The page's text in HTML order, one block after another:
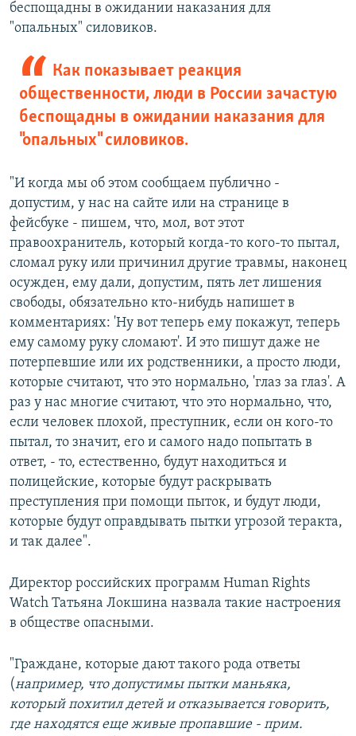
беспощадны в ожидании наказания для
"опальных" силовиков.
Как показывает реакция
общественности, люди в России зачастую
беспощадны в ожидании наказания для
"опальных" силовиков.
"И когда мы об этом сообщаем публично -
допустим, у нас на сайте или на странице в
фейсбуке - пишем, что, мол, вот этот
правоохранитель, который когда-то кого-то пытал,
сломал руку или причинил другие травмы, наконец
осужден, ему дали, допустим, пять лет лишения
свободы, обязательно кто-нибудь напишет в
комментариях: 'Ну вот теперь ему покажут, теперь
ему самому руку сломают'. И это пишут даже не
потерпевшие или их родственники, а просто люди,
которые считают, что это нормально, 'глаз за глаз'. А
раз у нас многие считают, что это нормально, что,
если человек плохой, преступник, если он кого-то
пытал, то значит, его и самого надо попытать в
ответ, - то, естественно, будут находиться и
полицейские, которые будут раскрывать
преступления при помощи пыток, и будут люди,
которые будут оправдывать пытки угрозой теракта,
и так далее".
Директор российских программ Human Rights
Watch Татьяна Локшина назвала такие настроения
в обществе опасными.
"Граждане, которые дают такого рода ответы
(например, что допустимы пытки маньяка,
который похитил детей и отказывается говорить,
где находятся еще живые пропавшие - прим.